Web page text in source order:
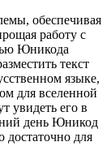
обеспечивая
работу с
Юникода
текст
языке,
для вселенной
увидеть его в
день Юникод
достаточно для